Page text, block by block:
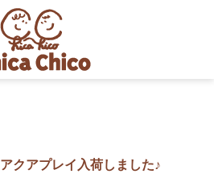
アクアプレイ入荷しました♪